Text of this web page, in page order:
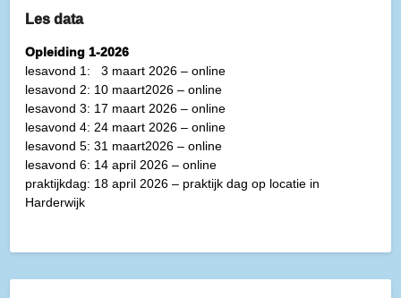
Les data
Opleiding 1-2026
lesavond 1: 3 maart 2026 – online
lesavond 2: 10 maart2026 – online
lesavond 3: 17 maart 2026 – online
lesavond 4: 24 maart 2026 – online
lesavond 5: 31 maart2026 – online
lesavond 6: 14 april 2026 – online
praktijkdag: 18 april 2026 – praktijk dag op locatie in
Harderwijk